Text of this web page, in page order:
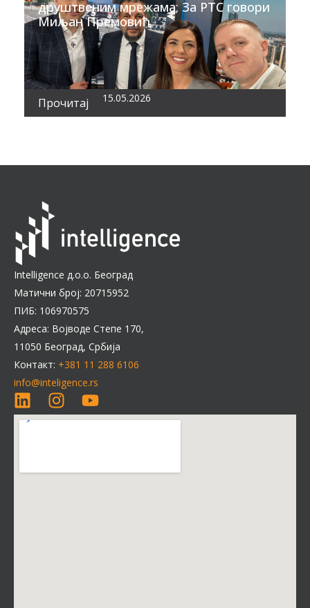
друштвеним мрежама; За РТС говори
Миљан Премовић
Прочитај 15.05.2026
Intelligence д.о.о. Београд
Матични број: 20715952
ПИБ: 106970575
Адреса: Војводе Степе 170,
11050 Београд, Србија
Контакт: +381 11 288 6106
info@inteligence.rs